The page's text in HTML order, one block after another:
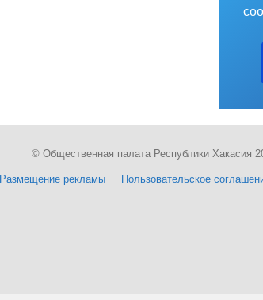
Размещение рекламы Пользовательское
© Общественная палата Республики Хакасия